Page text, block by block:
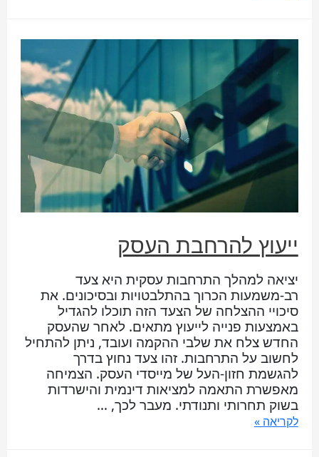
ייעוץ להרחבת העסק
יציאה למהלך התרחבות עסקית היא צעד
רב-משמעות הכרוך בהתלבטויות ובסיכונים. את
סיכויי ההצלחה של הצעד הזה תוכלו להגדיל
באמצעות פנייה לייעוץ מתאים. לאחר שהעסק
החדש צלח את שלבי ההקמה ועובד, ניתן להתחיל
לחשוב על התרחבות. זהו צעד נחוץ בדרך
להגשמת חזון-העל של מייסדי העסק. הצמיחה
מאפשרת התאמה למציאות דינמית והישרדות
בשוק תחרותי ותנודתי. מעבר לכך, …
לקריאה »